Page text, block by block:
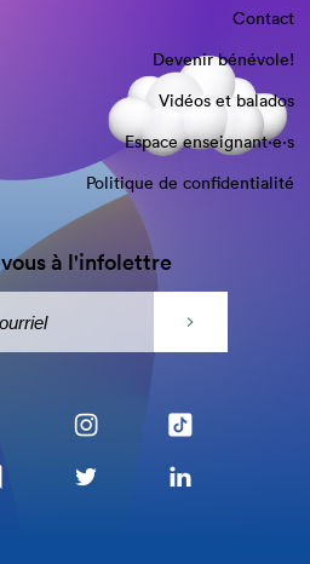
Contact
Devenir bénévole!
Vidéos et balados
Espace enseignant·e⋅s
Politique de confidentialité
à l'infolettre